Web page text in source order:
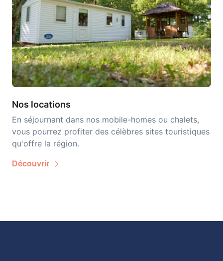
Nos locations
En séjournant dans nos mobile-homes ou chalets,
vous pourrez profiter des célèbres sites touristiques
qu'offre la région.
Découvrir